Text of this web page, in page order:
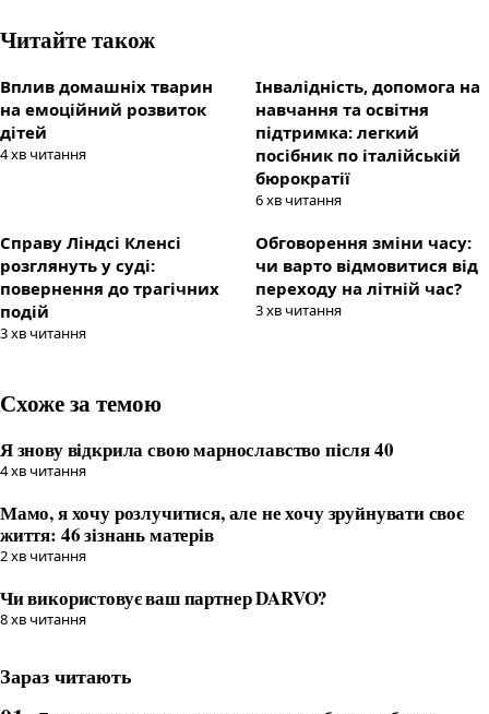
Читайте також
Вплив домашніх тварин
на емоційний розвиток
дітей
4хв читання
Інвалідність, допомога на
навчання та освітня
підтримка: легкий
посібник по італійській
бюрократії
6хв читання
Справу Ліндсі Кленсі
розглянуть у суді:
повернення до трагічних
подій
3хв читання
Обговорення зміни часу:
чи варто відмовитися від
переходу на літній час?
3хв читання
Схоже за темою
Я знову відкрила свою марнославство після 40
4хв читання
Мамо, я хочу розлучитися, але не хочу зруйнувати своє
життя: 46 зізнань матерів
2хв читання
Чи використовує ваш партнер DARVO?
8хв читання
Зараз читають